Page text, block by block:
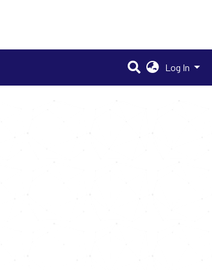
Log In